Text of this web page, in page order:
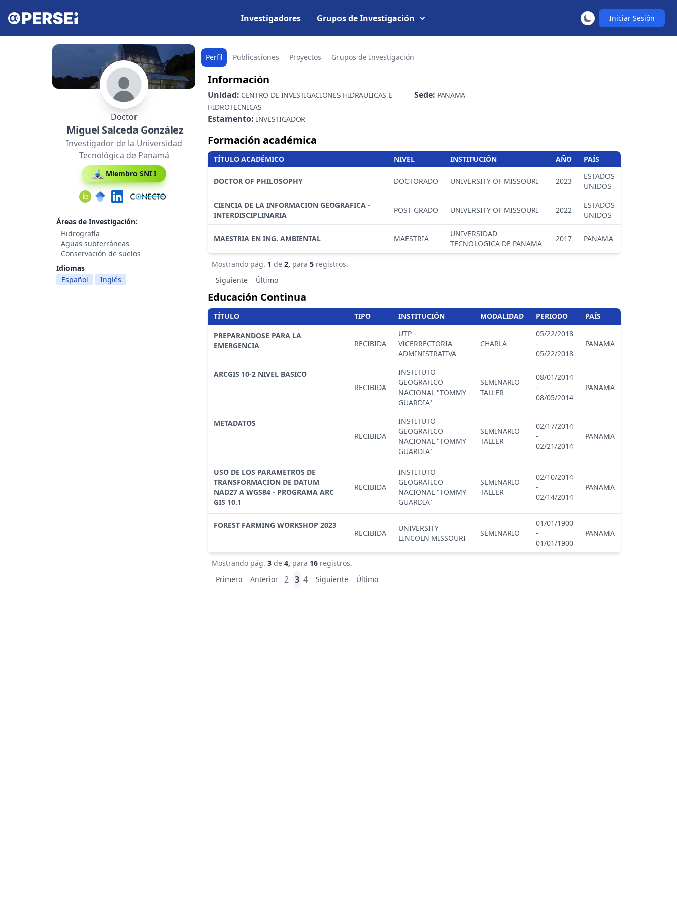
Iniciar Sesión
Investigadores Grupos de Investigación
Doctor
Miguel Salceda González
Investigador de la Universidad
Tecnológica de Panamá
Miembro SNI I
Áreas de Investigación:
- Hidrografía
- Aguas subterráneas
- Conservación de suelos
Idiomas
Español
Inglés
Perfil Publicaciones Proyectos Grupos de Investigación
Información
Unidad: CENTRO DE INVESTIGACIONES HIDRAULICAS E
HIDROTECNICAS
Sede: PANAMA
Estamento: INVESTIGADOR
Formación académica
TÍTULO ACADÉMICO NIVEL INSTITUCIÓN AÑO PAÍS
DOCTOR OF PHILOSOPHY DOCTORADO UNIVERSITY OF MISSOURI 2023
ESTADOS
UNIDOS
CIENCIA DE LA INFORMACION GEOGRAFICA -
INTERDISCIPLINARIA
POST GRADO UNIVERSITY OF MISSOURI 2022
ESTADOS
UNIDOS
MAESTRIA EN ING. AMBIENTAL MAESTRIA
UNIVERSIDAD
TECNOLOGICA DE PANAMA
2017 PANAMA
Mostrando pág. 1 de 2, para 5 registros.
Siguiente
Último
Educación Continua
TÍTULO TIPO INSTITUCIÓN MODALIDAD PERIODO
PAÍS
PREPARANDOSE PARA LA
EMERGENCIA
RECIBIDA
UTP -
VICERRECTORIA
ADMINISTRATIVA
CHARLA
05/22/2018
-
05/22/2018
PANAMA
ARCGIS 10-2 NIVEL BASICO
RECIBIDA
INSTITUTO
GEOGRAFICO
NACIONAL "TOMMY
GUARDIA"
SEMINARIO
TALLER
08/01/2014
-
08/05/2014
PANAMA
METADATOS
RECIBIDA
INSTITUTO
GEOGRAFICO
NACIONAL "TOMMY
GUARDIA"
SEMINARIO
TALLER
02/17/2014
-
02/21/2014
PANAMA
USO DE LOS PARAMETROS DE
TRANSFORMACION DE DATUM
NAD27 A WGS84 - PROGRAMA ARC
GIS 10.1
RECIBIDA
INSTITUTO
GEOGRAFICO
NACIONAL "TOMMY
GUARDIA"
SEMINARIO
TALLER
02/10/2014
-
02/14/2014
PANAMA
FOREST FARMING WORKSHOP 2023
RECIBIDA
UNIVERSITY
LINCOLN MISSOURI
SEMINARIO
01/01/1900
-
01/01/1900
PANAMA
Mostrando pág. 3 de 4, para 16 registros.
Primero
Anterior 2 3 4 Siguiente Último